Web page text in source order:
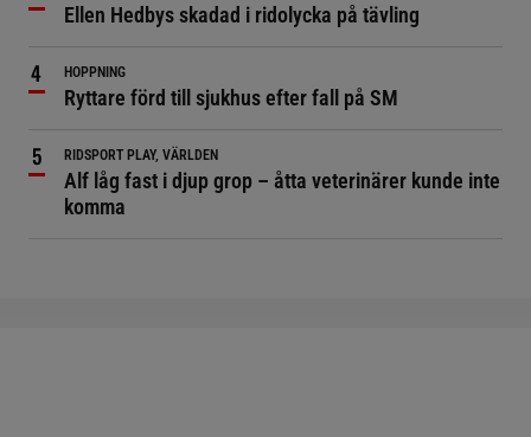
Ellen Hedbys skadad i ridolycka på tävling
HOPPNING
Ryttare förd till sjukhus efter fall på SM
RIDSPORT PLAY, VÄRLDEN
Alf låg fast i djup grop – åtta veterinärer kunde inte
komma